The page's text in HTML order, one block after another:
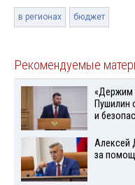
в регионах бюджет
Рекомендуемые
«Держим
Пушилин
и
Алексей
за